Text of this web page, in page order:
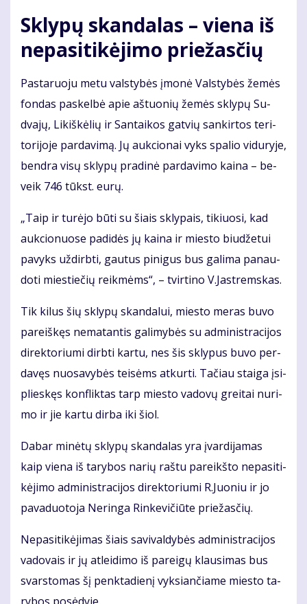
Skly­pų skan­da­las – vie­na iš
ne­pa­si­ti­kė­ji­mo prie­žas­čių
Pas­ta­ruo­ju me­tu vals­ty­bės įmo­nė Vals­ty­bės že­mės
fon­das pa­skel­bė apie aš­tuo­nių že­mės skly­pų Su­
dva­jų, Li­kiš­kė­lių ir San­tai­kos gat­vių san­kir­tos te­ri­
to­ri­jo­je par­davimą. Jų auk­cio­nai vyks spa­lio vi­du­ry­je,
ben­dra vi­sų skly­pų pra­di­nė par­da­vi­mo kai­na – be­
veik 746 tūkst. eu­rų.
„Taip ir tu­rė­jo bū­ti su šiais skly­pais, ti­kiuo­si, kad
auk­cio­nuo­se pa­di­dės jų kai­na ir mies­to biu­dže­tui
pa­vyks už­dirb­ti, gau­tus pi­ni­gus bus ga­li­ma pa­nau­
do­ti mies­tie­čių reik­mėms“, – tvir­ti­no V.Jast­rems­kas.
Tik ki­lus šių skly­pų skan­da­lui, mies­to me­ras bu­vo
pa­reiš­kęs ne­ma­tan­tis ga­li­my­bės su ad­mi­nist­ra­ci­jos
di­rek­to­riu­mi dirb­ti kar­tu, nes šis skly­pus bu­vo per­
da­vęs nuo­sa­vy­bės tei­sėms at­kur­ti. Ta­čiau stai­ga įsi­
plies­kęs kon­flik­tas tarp mies­to va­do­vų grei­tai nu­ri­
mo ir jie kar­tu dir­ba iki šiol.
Da­bar mi­nė­tų skly­pų skan­da­las yra įvar­di­ja­mas
kaip vie­na iš ta­ry­bos na­rių raš­tu pa­reikš­to ne­pa­si­ti­
kė­ji­mo ad­mi­nist­ra­ci­jos di­rek­to­riu­mi R.Juo­niu ir jo
pa­va­duo­to­ja Ne­rin­ga Rin­ke­vi­čiū­te prie­žas­čių.
Ne­pa­si­ti­kė­ji­mas šiais sa­vi­val­dy­bės ad­mi­nist­ra­ci­jos
va­do­vais ir jų at­lei­di­mo iš pa­rei­gų klau­si­mas bus
svars­to­mas šį penk­ta­die­nį vyk­sian­čia­me mies­to ta­